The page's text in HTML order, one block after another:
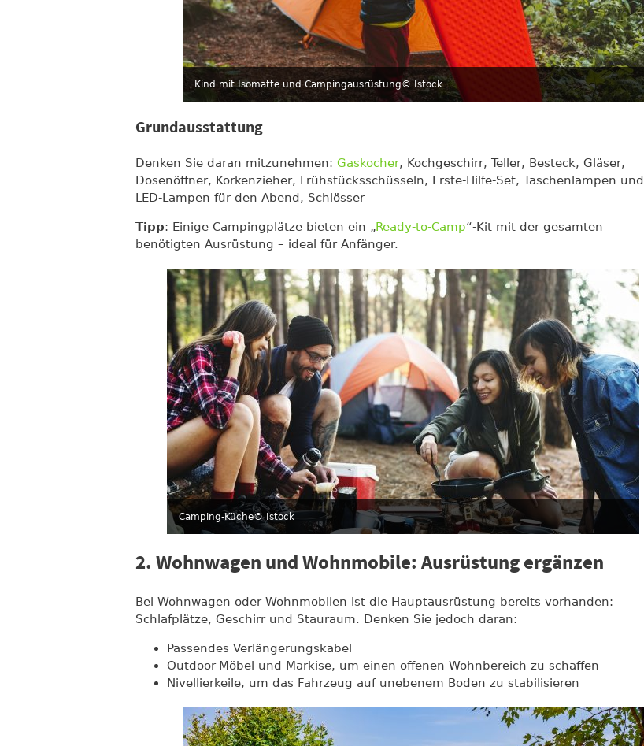
Kind mit Isomatte und Campingausrüstung© Istock
Grundausstattung
Denken Sie daran mitzunehmen: Gaskocher, Kochgeschirr, Teller, Besteck, Gläser,
Dosenöffner, Korkenzieher, Frühstücksschüsseln, Erste-Hilfe-Set, Taschenlampen und
LED-Lampen für den Abend, Schlösser
Tipp: Einige Campingplätze bieten ein „Ready-to-Camp“-Kit mit der gesamten
benötigten Ausrüstung – ideal für Anfänger.
Camping-Küche© Istock
2. Wohnwagen und Wohnmobile: Ausrüstung ergänzen
Bei Wohnwagen oder Wohnmobilen ist die Hauptausrüstung bereits vorhanden:
Schlafplätze, Geschirr und Stauraum. Denken Sie jedoch daran:
Passendes Verlängerungskabel
Outdoor-Möbel und Markise, um einen offenen Wohnbereich zu schaffen
Nivellierkeile, um das Fahrzeug auf unebenem Boden zu stabilisieren